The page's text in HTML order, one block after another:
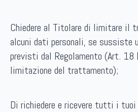
Chiedere al Titolare di limitare il
alcuni dati personali, se sussiste
previsti dal Regolamento (Art.
limitazione del trattamento);
Di richiedere e ricevere tutti i tuoi